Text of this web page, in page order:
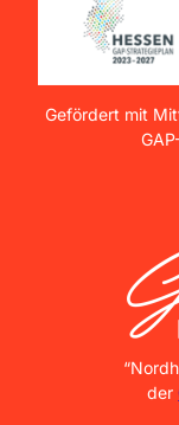
Gefördert mit
GrimmHeimat NordHessen
der